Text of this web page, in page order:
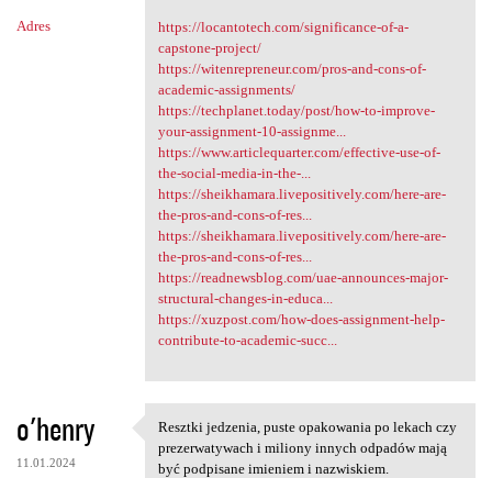
Adres
https://locantotech.com/significance-of-a-
capstone-project/
https://witenrepreneur.com/pros-and-cons-of-
academic-assignments/
https://techplanet.today/post/how-to-improve-
your-assignment-10-assignme...
https://www.articlequarter.com/effective-use-of-
the-social-media-in-the-...
https://sheikhamara.livepositively.com/here-are-
the-pros-and-cons-of-res...
https://sheikhamara.livepositively.com/here-are-
the-pros-and-cons-of-res...
https://readnewsblog.com/uae-announces-major-
structural-changes-in-educa...
https://xuzpost.com/how-does-assignment-help-
contribute-to-academic-succ...
o'henry
11.01.2024
Resztki jedzenia, puste
Resztki jedzenia, puste opakowania po lekach czy
prezerwatywach i miliony innych odpadów mają
być podpisane imieniem i nazwiskiem.